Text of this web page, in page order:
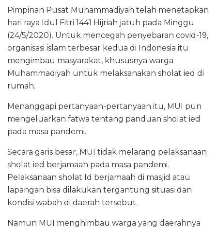
Pimpinan Pusat Muhammadiyah telah menetapkan
hari raya Idul Fitri 1441 Hijriah jatuh pada Minggu
(24/5/2020). Untuk mencegah penyebaran covid-19,
organisasi islam terbesar kedua di Indonesia itu
mengimbau masyarakat, khususnya warga
Muhammadiyah untuk melaksanakan sholat ied di
rumah.
Menanggapi pertanyaan-pertanyaan itu, MUI pun
mengeluarkan fatwa tentang panduan sholat ied
pada masa pandemi.
Secara garis besar, MUI tidak melarang pelaksanaan
sholat ied berjamaah pada masa pandemi.
Pelaksanaan sholat Id berjamaah di masjid atau
lapangan bisa dilakukan tergantung situasi dan
kondisi wabah di daerah tersebut.
Namun MUI menghimbau warga yang daerahnya